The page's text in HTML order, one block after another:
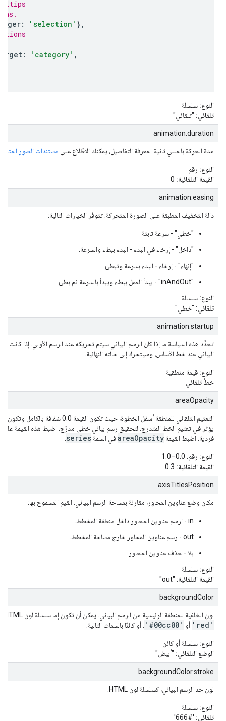
: 'selection' },
: 'category' ,
النوع: سلسلة
تلقائي: "تلقائي"
animation.duration
مدة الحركة بالمللي ثانية. لمعرفة التفاصيل، يمكنك الاطّلاع على مستندات الصور
النوع: رقم
القيمة التلقائية:
animation.easing
دالة التخفيف المطبقة على الصورة المتحركة. تتوفّر الخيارات التالية:
"خطي" - سرعة ثابتة
"داخل" - إرخاء في البدء - البدء ببطء والسرعة.
"إنهاء" - إرخاء - البدء بسرعة وتبطئ.
"inAndOut" - يبدأ العمل ببطء ويبدأ بالسرعة ثم بطئ.
النوع: سلسلة
تلقائي: "خطي"
animation.startup
تحدِّد هذه السياسة ما إذا كان الرسم البياني سيتم تحريكه عند الرسم الأولي. إذا كانت
البياني عند خط الأساس، وسيتحرك إلى حالته النهائية.
النوع: قيمة منطقية
خطأ تلقائي
areaOpacity
فردية، اضبط القيمة areaOpacityفي السمة series
النوع: رقم، 0.0–1.0
القيمة التلقائية:
axisTitlesPosition
مكان وضع عناوين المحاور، مقارنة بمساحة الرسم البياني. القيم المسموح بها:
in - ارسم عناوين المحاور داخل منطقة المخطط.
out - رسم عناوين المحاور خارج مساحة المخطط.
بلا - حذف عناوين المحاور.
النوع: سلسلة
القيمة التلقائية: "out"
backgroundColor
لون الخلفية للمنطقة الرئيسية من الرسم البياني. يمكن أن تكون إما سلسلة لون HTML بسيطة، على سبيل المثال:
'red' أو '#00cc00'، أو كائنًا بالسمات التالية.
النوع: سلسلة أو كائن
الوضع التلقائي: "أبيض"
backgroundColor.stroke
لون حد الرسم البياني، كسلسلة لون HTML.
النوع: سلسلة
تلقائي: '#666'